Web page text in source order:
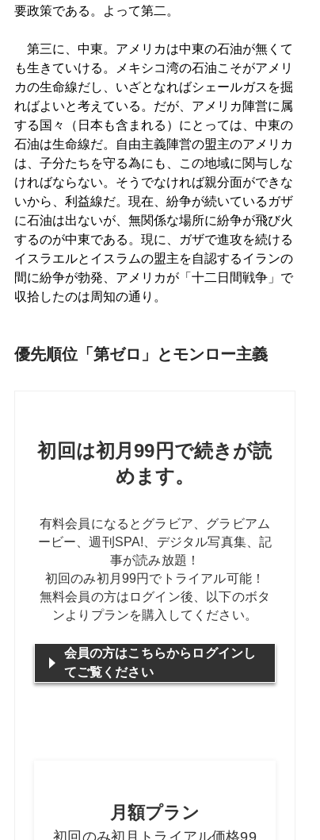
要政策である。よって第二。
第三に、中東。アメリカは中東の石油が無くて
も生きていける。メキシコ湾の石油こそがアメリ
カの生命線だし、いざとなればシェールガスを掘
ればよいと考えている。だが、アメリカ陣営に属
する国々（日本も含まれる）にとっては、中東の
石油は生命線だ。自由主義陣営の盟主のアメリカ
は、子分たちを守る為にも、この地域に関与しな
ければならない。そうでなければ親分面ができな
いから、利益線だ。現在、紛争が続いているガザ
に石油は出ないが、無関係な場所に紛争が飛び火
するのが中東である。現に、ガザで進攻を続ける
イスラエルとイスラムの盟主を自認するイランの
間に紛争が勃発、アメリカが「十二日間戦争」で
収拾したのは周知の通り。
優先順位「第ゼロ」とモンロー主義